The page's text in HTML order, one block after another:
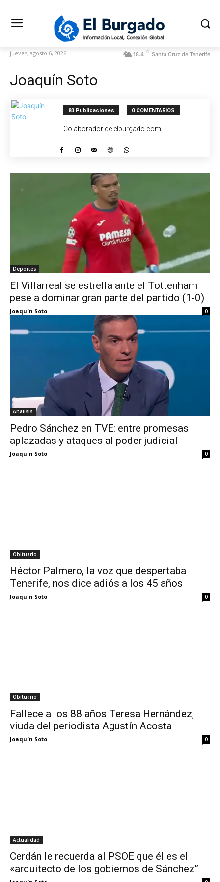
18.4 C Santa Cruz de Tenerife
jueves, agosto 6, 2026
Joaquín Soto
83 Publicaciones 0 COMENTARIOS
Colaborador de elburgado.com
Deportes
El Villarreal se estrella ante el Tottenham
pese a dominar gran parte del partido (1-0)
Joaquín Soto 0
Análisis
Pedro Sánchez en TVE: entre promesas
aplazadas y ataques al poder judicial
Joaquín Soto 0
Obituario
Héctor Palmero, la voz que despertaba
Tenerife, nos dice adiós a los 45 años
Joaquín Soto 0
Obituario
Fallece a los 88 años Teresa Hernández,
viuda del periodista Agustín Acosta
Joaquín Soto 0
Actualidad
Cerdán le recuerda al PSOE que él es el
«arquitecto de los gobiernos de Sánchez”